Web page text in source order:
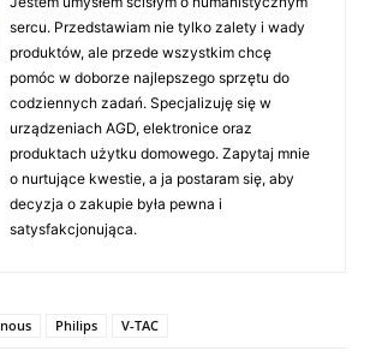
sercu. Przedstawiam nie tylko zalety i wady
produktów, ale przede wszystkim chcę
pomóc w doborze najlepszego sprzętu do
codziennych zadań. Specjalizuję się w
urządzeniach AGD, elektronice oraz
produktach użytku domowego. Zapytaj mnie
o nurtujące kwestie, a ja postaram się, aby
decyzja o zakupie była pewna i
satysfakcjonująca.
nous Philips V-TAC